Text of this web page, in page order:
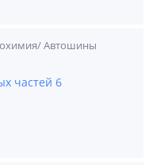
Автошины
частей 6